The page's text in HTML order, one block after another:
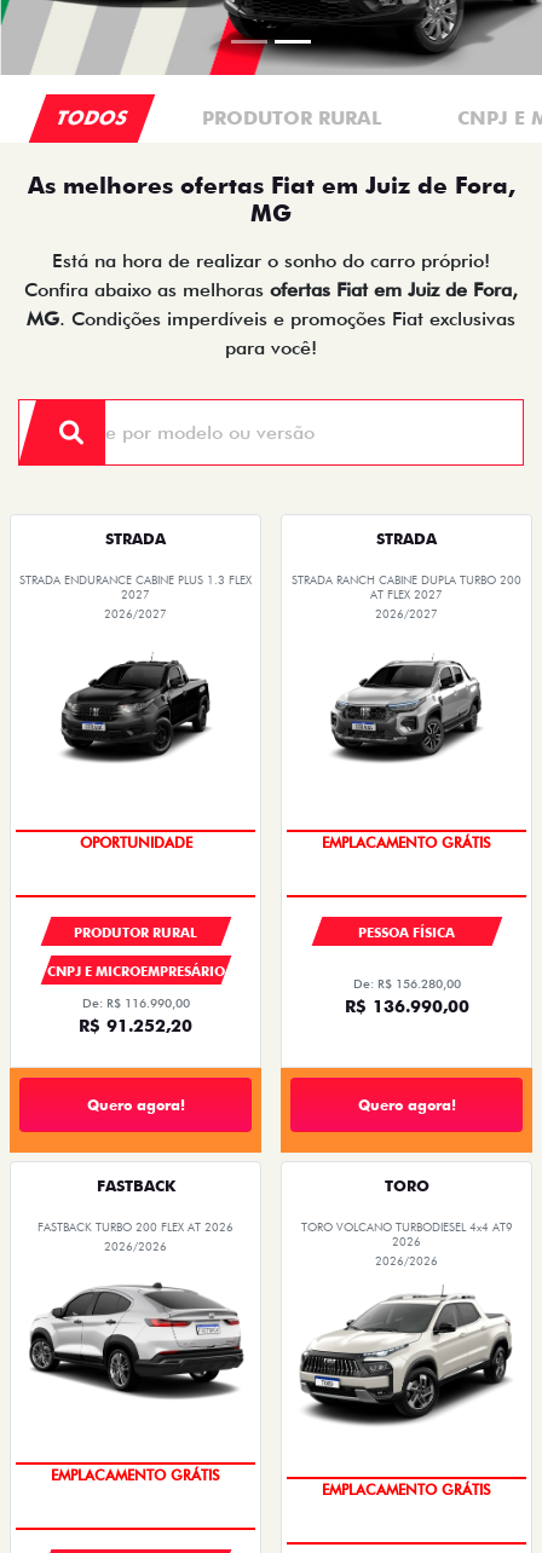
TODOS PRODUTOR RURAL CNPJ E
As melhores ofertas Fiat em Juiz de Fora,
MG
Está na hora de realizar o sonho do carro próprio!
Confira abaixo as melhoras ofertas Fiat em Juiz de Fora,
MG. Condições imperdíveis e promoções Fiat exclusivas
para você!
STRADA
STRADA ENDURANCE CABINE PLUS 1.3 FLEX
2027
2026/2027
PREÇOS REDUZIDOS
PRODUTOR RURAL
CNPJ E MICROEMPRESÁRIO
De: R$ 116.990,00
R$ 91.252,20
Quero agora!
STRADA
STRADA RANCH CABINE DUPLA TURBO 200
AT FLEX 2027
2026/2027
OPORTUNIDADE
PESSOA FÍSICA
De: R$ 156.280,00
R$ 136.990,00
Quero agora!
FASTBACK
FASTBACK TURBO 200 FLEX AT 2026
2026/2026
OPORTUNIDADE
TORO
TORO VOLCANO TURBODIESEL 4x4 AT9
2026
2026/2026
OPORTUNIDADE